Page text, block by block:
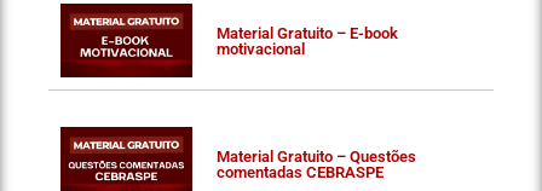
Material Gratuito – E-book
motivacional
Material Gratuito – Questões
comentadas CEBRASPE